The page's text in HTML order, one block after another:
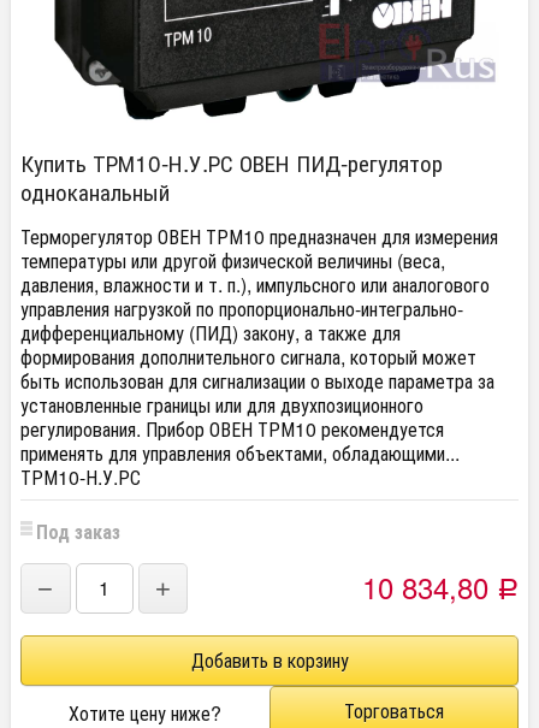
Купить ТРМ10-Н.У.РС ОВЕН ПИД-регулятор
одноканальный
Терморегулятор ОВЕН ТРМ10 предназначен для измерения
температуры или другой физической величины (веса,
давления, влажности и т. п.), импульсного или аналогового
управления нагрузкой по пропорционально-интегрально-
дифференциальному (ПИД) закону, а также для
формирования дополнительного сигнала, который может
быть использован для сигнализации о выходе параметра за
установленные границы или для двухпозиционного
регулирования. Прибор ОВЕН ТРМ10 рекомендуется
применять для управления объектами, обладающими...
ТРМ10-Н.У.РС
Под заказ
− + 10 834,80 Р
Хотите цену ниже? Торговаться